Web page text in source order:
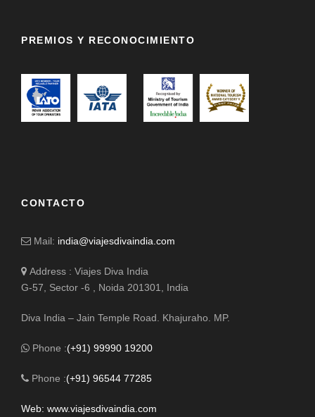
PREMIOS Y RECONOCIMIENTO
CONTACTO
Mail: india@viajesdivaindia.com
Address : Viajes Diva India
G-57, Sector -6 , Noida 201301, India
Diva India – Jain Temple Road. Khajuraho. MP.
Phone :(+91) 99990 19200
Phone :(+91) 96544 77285
Web: www.viajesdivaindia.com